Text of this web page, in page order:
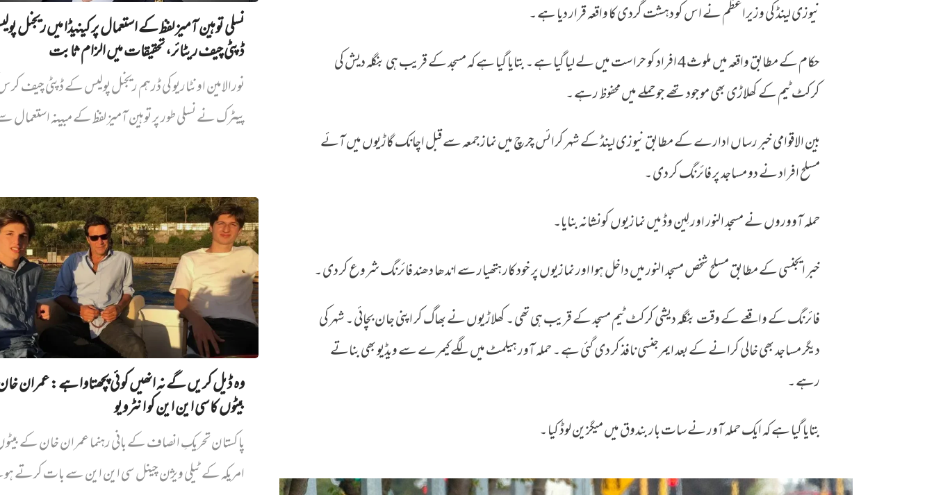
نیوزی لینڈ کی وزیراعظم نے اس کو دہشت گردی کا واقعہ قرار دیا ہے ۔
حکام کے مطابق واقعہ میں ملوث 4 افراد کو حراست میں لے لیا گیا ہے ۔ بتایا گیا ہے کہ مسجد کے قریب ہی بنگلہ دیش کی
کرکٹ ٹیم کے کھلاڑی بھی موجود تھے جو حملے میں محفوظ رہے ۔
بین الاقوامی خبر رساں ادارے کے مطابق نیوزی لینڈ کے شہر کرائس چرچ میں نماز جمعہ سے قبل اچانک گاڑیوں میں آئے
مسلح افراد نے دو مساجد پر فائرنگ کر دی ۔
حملہ آووروں نے مسجد النور اور لِین وڈ میں نمازیوں کونشانہ بنایا۔
خبر ایجنسی کے مطابق مسلح شخص مسجد النور میں داخل ہوا اور نمازیوں پر خود کار ہتھیار سے اندھا دھند فائرنگ شروع کر دی ۔
فائرنگ کے واقعے کے وقت بنگلہ دیشی کرکٹ ٹیم مسجد کے قریب ہی تھی ۔ کھلاڑیوں نے بھاگ کر اپنی جان بچائی ۔ شہر کی
دیگر مساجد بھی خالی کرانے کے بعد ایمرجنسی نافذ کر دی گئی ہے ۔ حملہ آور ہیلمٹ میں لگے کیمرے سے ویڈیو بھی بناتے
رہے ۔
بتایا گیا ہے کہ ایک حملہ آور نے سات بار بندوق میں میگزین لوڈ کیا ۔
نسلی توہین آمیز لفظ کے استعمال پر کینیڈا میں ریجنل
ڈپٹی چیف ریٹائر، تحقیقات میں الزام ثابت
نورالامین اونٹاریو کی ڈرہم ریجنل پولیس کے ڈپٹی چیف
پیٹرک نے نسلی طور پر توہین آمیز لفظ کے مبینہ
وہ ڈیل کریں گے نہ انھیں کوئی پچھتاوا ہے: عمران
بیٹوں کا سی این این کو انٹرویو
پاکستان تحریکِ انصاف کے بانی رہنما عمران خان کے
امریکہ کے ٹیلی ویژن چینل سی این این سے بات کرتے